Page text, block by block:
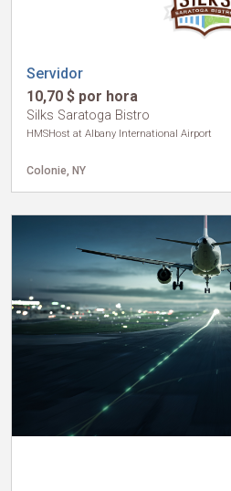
Servidor
10,70 $ por hora
Silks Saratoga Bistro
HMSHost at Albany International Airport
Colonie, NY